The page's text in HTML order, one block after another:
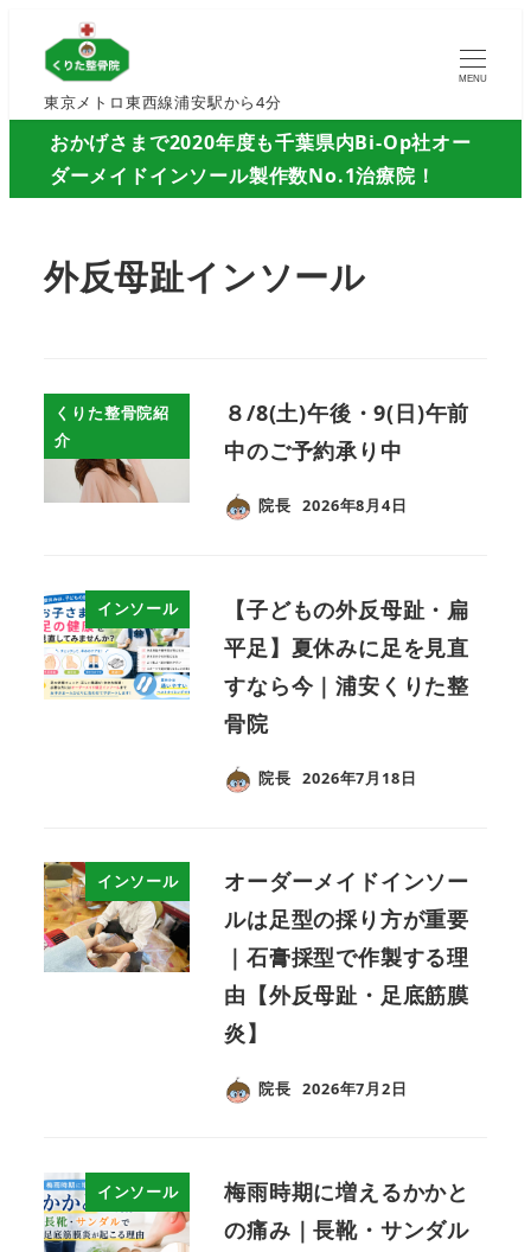
東京メトロ東西線浦安駅から4分
MENU
おかげさまで2020年度も千葉県内Bi-Op社オー
ダーメイドインソール製作数No.1治療院！
外反母趾インソール
くりた整骨院紹
介
８/8(土)午後・9(日)午前
中のご予約承り中
院長 2026年8月4日
インソール
【子どもの外反母趾・扁
平足】夏休みに足を見直
すなら今｜浦安くりた整
骨院
院長 2026年7月18日
インソール
オーダーメイドインソー
ルは足型の採り方が重要
｜石膏採型で作製する理
由【外反母趾・足底筋膜
炎】
院長 2026年7月2日
インソール
梅雨時期に増えるかかと
の痛み｜長靴・サンダル